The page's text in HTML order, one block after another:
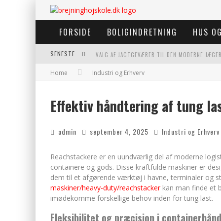
FORSIDE BOLIGINDRETNING HUS
SENESTE VALG AF JAGTGEVÆRER TIL DEN MODERNE JÆGER
INDASS: EN UUNDGÅELIG LØSNING TIL CNC
KVALITETSHÅNDVÆRK TIL DIT NÆSTE
Home Industri og Erhverv
Effektiv håndtering af tung
admin september 4, 2025 Industri og Erhverv
Reachstackere er en uundværlig del af moderne
containere og gods. Disse kraftfulde maskiner er
dem til et afgørende værktøj i havne, terminaler og
maskiner/heavy-duty/reachstackerkan man finde et
imødekomme forskellige behov inden for tung last.
Fleksibilitet og præcision i